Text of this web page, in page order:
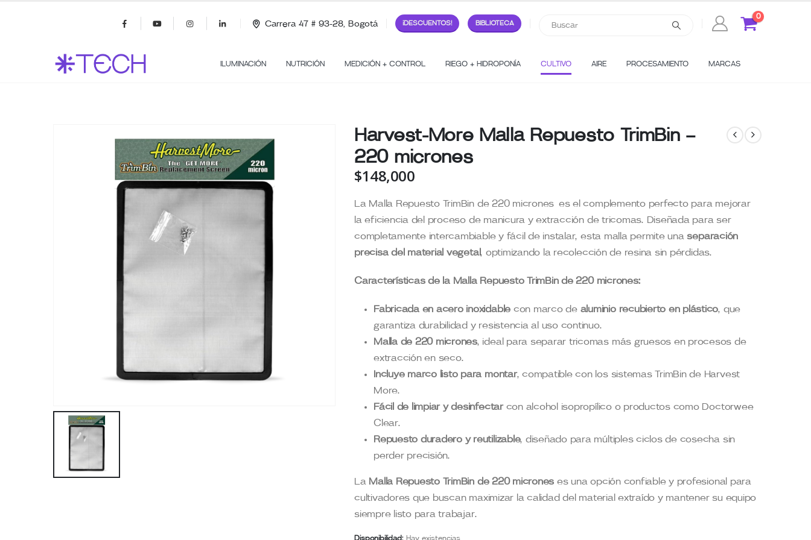
Carrera 47 # 93-28, Bogotá ¡DESCUENTOS! BIBLIOTECA
0
ILUMINACIÓN NUTRICIÓN MEDICIÓN + CONTROL RIEGO + HIDROPONÍA CULTIVO AIRE PROCESAMIENTO MARCAS
Harvest-More Malla Repuesto TrimBin –
220 micrones
$148,000
La Malla Repuesto TrimBin de 220 micrones es el complemento perfecto para mejorar
la eficiencia del proceso de manicura y extracción de tricomas. Diseñada para ser
completamente intercambiable y fácil de instalar, esta malla permite unaseparación
precisa del material vegetal, optimizando la recolección de resina sin pérdidas.
Características de la Malla Repuesto TrimBin de 220 micrones:
Fabricada en acero inoxidable con marco de aluminio recubierto en plástico, que
garantiza durabilidad y resistencia al uso continuo.
Malla de 220 micrones, ideal para separar tricomas más gruesos en procesos de
extracción en seco.
Incluye marco listo para montar, compatible con los sistemas TrimBin de Harvest
More.
Fácil de limpiar y desinfectarcon alcohol isopropílico o productos como Doctorwee
Clear.
Repuesto duradero y reutilizable, diseñado para múltiples ciclos de cosecha sin
perder precisión.
La Malla Repuesto TrimBin de 220 micrones es una opción confiable y profesional para
cultivadores que buscan maximizar la calidad del material extraído y mantener su equipo
siempre listo para trabajar.
Disponibilidad: Hay existencias